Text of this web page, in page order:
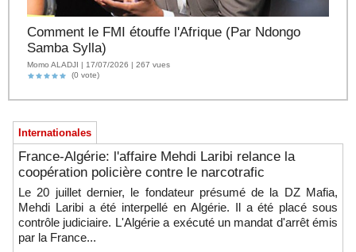
Comment le FMI étouffe l'Afrique (Par Ndongo
Samba Sylla)
Momo ALADJI | 17/07/2026 | 267 vues
(0 vote)
Internationales
France-Algérie: l'affaire Mehdi Laribi relance la
coopération policière contre le narcotrafic
Le 20 juillet dernier, le fondateur présumé de la DZ Mafia,
Mehdi Laribi a été interpellé en Algérie. Il a été placé sous
contrôle judiciaire. L'Algérie a exécuté un mandat d'arrêt émis
par la France...